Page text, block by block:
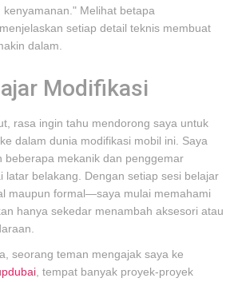
Melihat betapa
setiap detail teknis membuat
dalam.
Modifikasi
rasa ingin tahu mendorong saya untuk
dalam dunia modifikasi mobil ini. Saya
beberapa mekanik dan penggemar
latar belakang. Dengan setiap sesi belajar
maupun formal—saya mulai memahami
hanya sekedar menambah aksesori atau
seorang teman mengajak saya ke
, tempat banyak proyek-proyek